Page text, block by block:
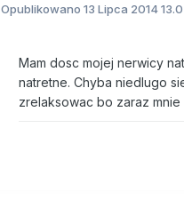
Opublikowano 13 Lipca 2014
Mam dosc mojej nerwicy
natretne. Chyba niedlugo
zrelaksowac bo zaraz mnie